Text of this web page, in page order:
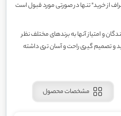
از خرید" تنها در صورتی مورد قبول است
و امتیاز آنها به برندهای مختلف نظر
و تصمیم گیری راحت و آسان تری داشته
مشخصات محصول